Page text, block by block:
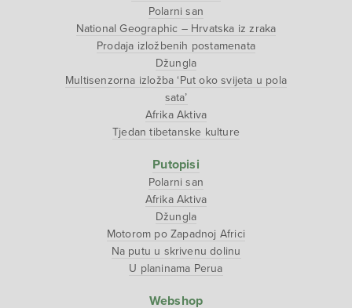
Polarni san
National Geographic – Hrvatska iz zraka
Prodaja izložbenih postamenata
Džungla
Multisenzorna izložba ‘Put oko svijeta u pola
sata’
Afrika Aktiva
Tjedan tibetanske kulture
Putopisi
Polarni san
Afrika Aktiva
Džungla
Motorom po Zapadnoj Africi
Na putu u skrivenu dolinu
U planinama Perua
Webshop